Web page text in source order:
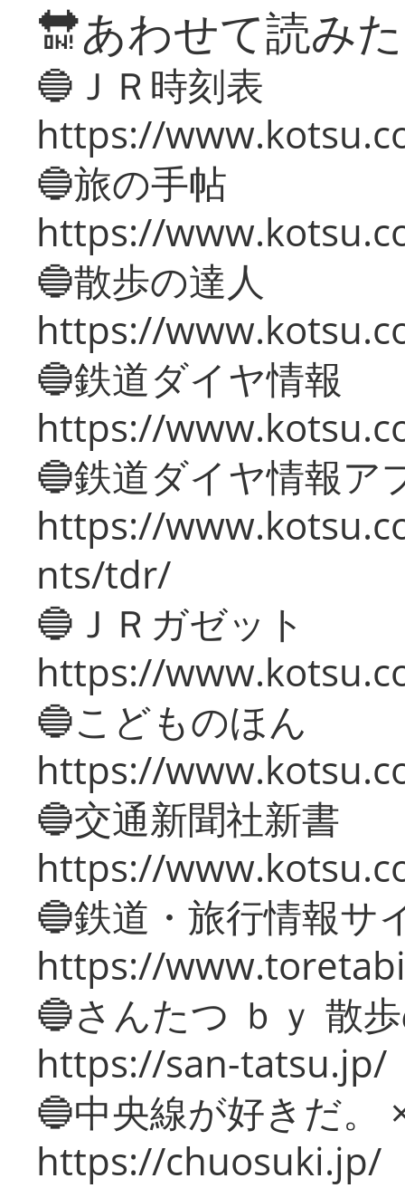
🔛あわせて読み
🔵ＪＲ時刻表
https://
🔵旅の手帖
https://
🔵散歩の達人
https://
🔵鉄道ダイヤ情報
https://
🔵鉄道ダイヤ情報ア
https://
nts/tdr/
🔵ＪＲガゼット
https://
🔵こどものほん
https://
🔵交通新聞社新書
https://
🔵鉄道・旅行情報サ
https://
🔵さんたつ ｂｙ 散
https://san-tatsu.jp/
🔵中央線が好きだ。
https://chuosuki.jp/